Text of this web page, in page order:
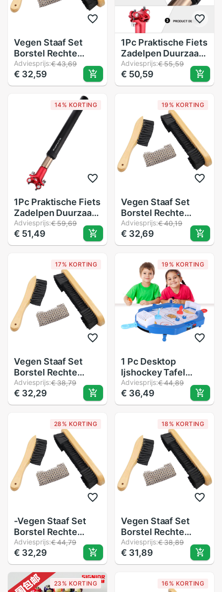
Vegen Staaf Set
Borstel Rechte
Borstel Zwembad
Tafel Schoonmaken
Tool Snooker
Schoonmaken Tool
Biljart Accessoires
Adviesprijs:€ 43,69
€ 32,59
1Pc Praktische Fiets
Zadelpen Duurzaam
Fiets Zadelpen
Schokabsorptie
Zadelpen
Adviesprijs:€ 55,59
€ 50,59
14% KORTING
1Pc Praktische Fiets
Zadelpen Duurzaam
Fiets Zadelpen
Schokabsorptie
Zadelpen
Adviesprijs:€ 59,69
€ 51,49
19% KORTING
Vegen Staaf Set
Borstel Rechte
Borstel Zwembad
Tafel Schoonmaken
Tool Snooker
Biljart Accessoires
Adviesprijs:€ 40,19
€ 32,69
17% KORTING
Vegen Staaf Set
Borstel Rechte
Borstel Zwembad
Tafel Schoonmaken
Tool Snooker
Biljart Accessoires
Adviesprijs:€ 38,79
€ 32,29
19% KORTING
1 Pc Desktop
Ijshockey Tafel
Speelgoed
Ijshockey Veld
Speelgoed Vroege
Speelgoed Leisure
Ijshockey Game
speelgoed Voor
Kinderen
Adviesprijs:€ 44,89
€ 36,49
28% KORTING
-Vegen Staaf Set
Borstel Rechte
Borstel Zwembad
Tafel Schoonmaken
Tool Snooker
Schoonmaken Tool
Biljart Accessoires
Adviesprijs:€ 44,79
€ 32,29
18% KORTING
Vegen Staaf Set
Borstel Rechte
Borstel Zwembad
Tafel Schoonmaken
Tool Snooker
Biljart Accessoires
Adviesprijs:€ 38,89
€ 31,89
23% KORTING 16% KORTING